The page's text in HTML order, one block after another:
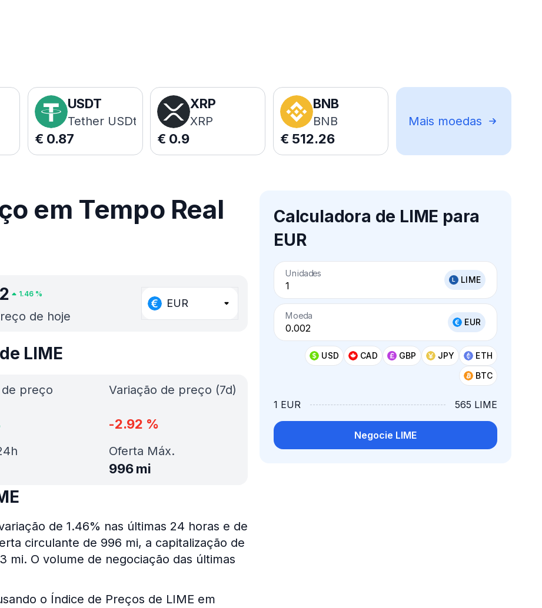
USDT
Tether USDt
€ 0.87
XRP
XRP
€ 0.9
BNB
BNB
€ 512.26
Mais moedas
em Tempo Real
1.46%
de hoje
EUR
Calculadora de LIME para
EUR
Unidades
LIME
Moeda
EUR
USD CAD GBP JPY
ETH
BTC
1 EUR 565 LIME
Negocie LIME
LIME
preço
Variação de preço (7d)
-2.92 %
Oferta Máx.
996 mi
de 1.46% nas últimas 24 horas e de
circulante de 996 mi, a capitalização de
mi. O volume de negociação das últimas
o Índice de Preços de LIME em